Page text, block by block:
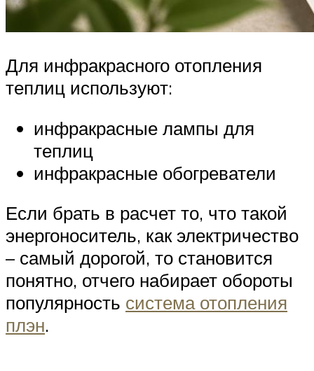
Для инфракрасного отопления
теплиц используют:
инфракрасные лампы для
теплиц
инфракрасные обогреватели
Если брать в расчет то, что такой
энергоноситель, как электричество
– самый дорогой, то становится
понятно, отчего набирает обороты
популярность система отопления
плэн.